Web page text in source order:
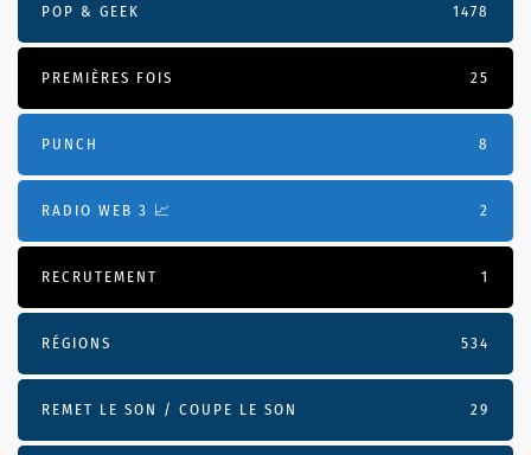
POP & GEEK 1478
PREMIÈRES FOIS 25
PUNCH 8
RADIO WEB 3 📈 2
RECRUTEMENT 1
RÉGIONS 534
REMET LE SON / COUPE LE SON 29